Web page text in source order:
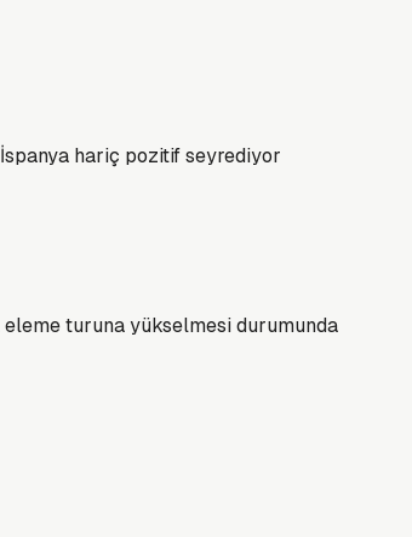
hariç pozitif seyrediyor
turuna yükselmesi durumunda